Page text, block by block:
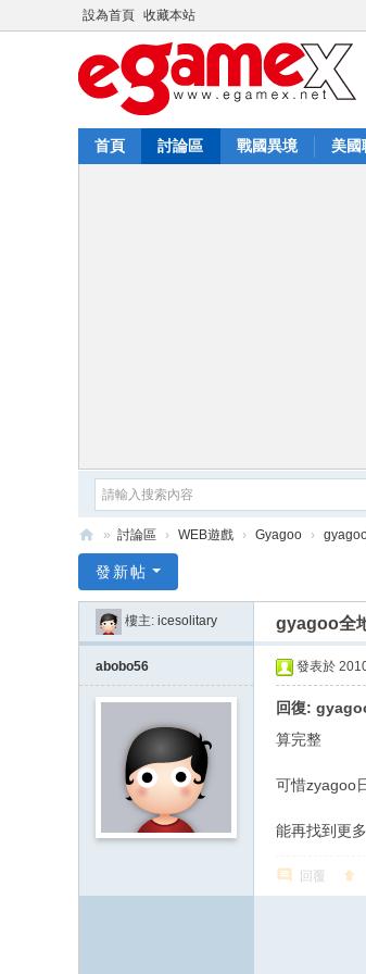
設為首頁 收藏本站
首頁 討論區 戰國異境 美國
G
» 討論區 › WEB遊戲 › Gyagoo ›
發新帖
樓主: icesolitary gyagoo全
abobo56 發表於
回復:
算完整
可惜zyagoo
能再找到更多
回覆